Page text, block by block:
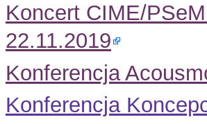
Koncert CIME/
22.11.2019
Konferencja
Konferencja